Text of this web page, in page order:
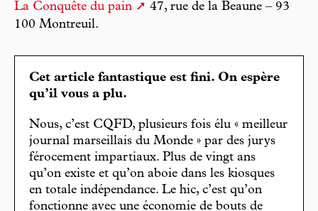
La Conquête du pain
47, rue de la Beaune – 93
100 Montreuil.
Cet article fantastique est fini. On espère
qu’il vous a plu.
Nous, c’est CQFD, plusieurs fois élu « meilleur
journal marseillais du Monde » par des jurys
férocement impartiaux. Plus de vingt ans
qu’on existe et qu’on aboie dans les kiosques
en totale indépendance. Le hic, c’est qu’on
fonctionne avec une économie de bouts de